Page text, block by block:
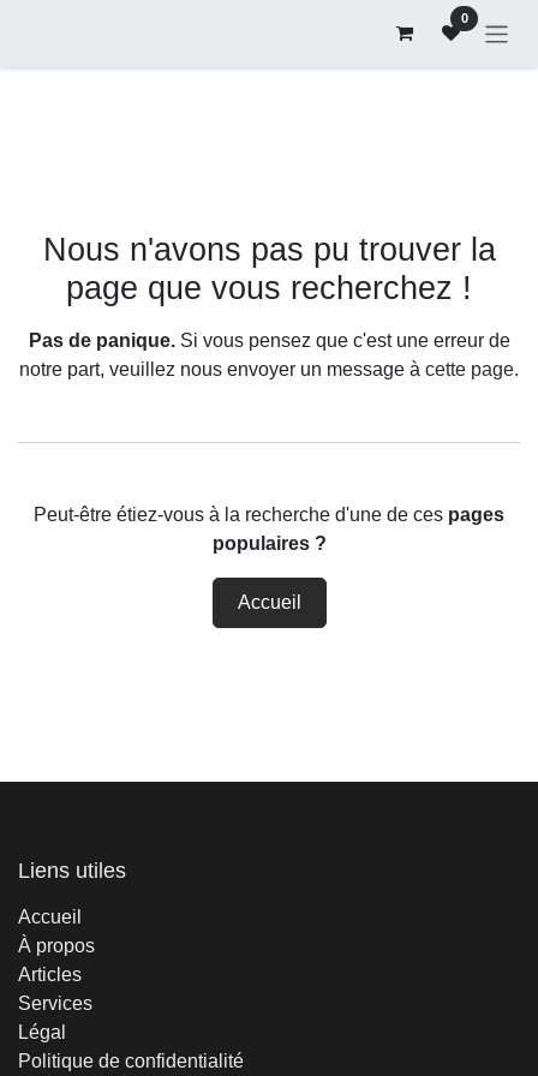
0
Erreur 404
Nous n'avons pas pu trouver la
page que vous recherchez !
Pas de panique.Si vous pensez que c'est une erreur de
notre part, veuillez nous envoyer un message à cette page.
Peut-être étiez-vous à la recherche d'une de ces pages
populaires ?
Accueil
Liens utiles
Accueil
À propos
Articles
Services
Légal
Politique de confidentialité